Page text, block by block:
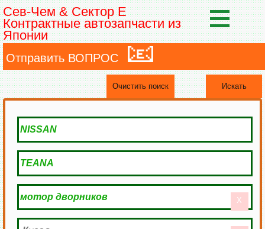
Сев-Чем & Сектор Е
Контрактные автозапчасти из
Японии
Отправить ВОПРОС 📧
Искать
Очистить поиск
X